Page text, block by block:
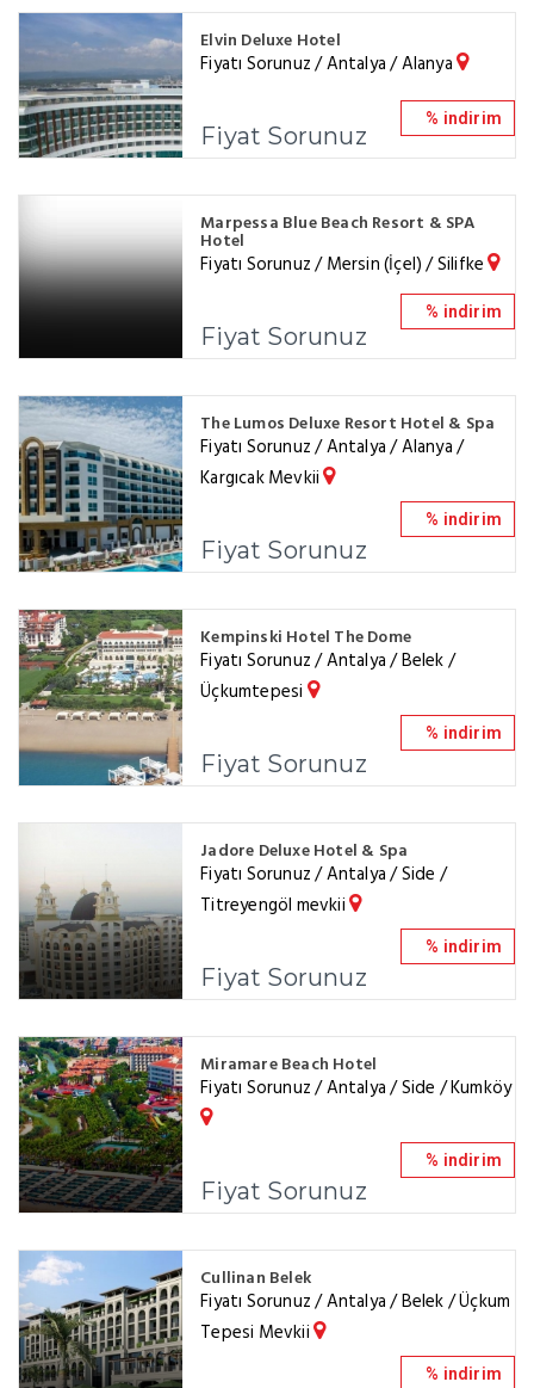
Elvin Deluxe Hotel
Fiyatı Sorunuz / Antalya / Alanya
Fiyat Sorunuz
% indirim
Marpessa Blue Beach Resort & SPA
Hotel
Fiyatı Sorunuz / Mersin (İçel) / Silifke
Fiyat Sorunuz
% indirim
The Lumos Deluxe Resort Hotel & Spa
Fiyatı Sorunuz / Antalya / Alanya /
Kargıcak Mevkii
Fiyat Sorunuz
% indirim
Kempinski Hotel The Dome
Fiyatı Sorunuz / Antalya / Belek /
Üçkumtepesi
Fiyat Sorunuz
% indirim
Jadore Deluxe Hotel & Spa
Fiyatı Sorunuz / Antalya / Side /
Titreyengöl mevkii
Fiyat Sorunuz
% indirim
Miramare Beach Hotel
Fiyatı Sorunuz / Antalya / Side / Kumköy
Fiyat Sorunuz
% indirim
Cullinan Belek
Fiyatı Sorunuz / Antalya / Belek / Üçkum
Tepesi Mevkii
% indirim